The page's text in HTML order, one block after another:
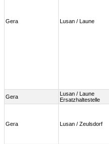
Gera Lusan / Laune
Gera
Lusan / Laune
Ersatzhaltestelle
Gera Lusan / Zeulsdorf